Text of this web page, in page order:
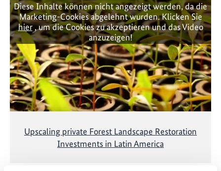
Diese Inhalte können nicht angezeigt werden, da die
Marketing-Cookies abgelehnt wurden. Klicken Sie
hier, um die Cookies zu akzeptieren und das Video
anzuzeigen!
Upscaling private Forest Landscape Restoration
Investments in Latin America